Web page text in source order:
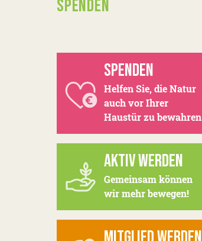
SPENDEN
SPENDEN
Helfen Sie, die Natur
auch vor Ihrer
Haustür zu bewahren
AKTIV WERDEN
Gemeinsam können
wir mehr bewegen!